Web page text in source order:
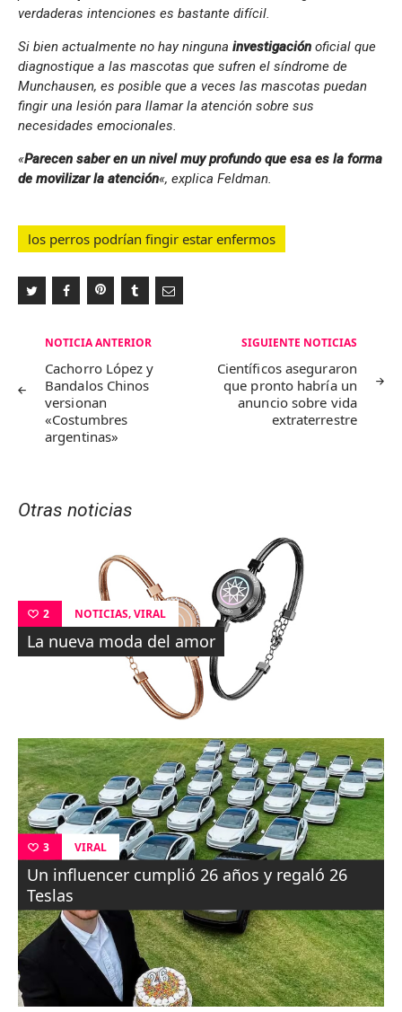
verdaderas intenciones es bastante difícil.
Si bien actualmente no hay ninguna investigación oficial que
diagnostique a las mascotas que sufren el síndrome de
Munchausen, es posible que a veces las mascotas puedan
fingir una lesión para llamar la atención sobre sus
necesidades emocionales.
«Parecen saber en un nivel muy profundo que esa es la forma
de movilizar la atención«, explica Feldman.
los perros podrían fingir estar enfermos
Navegación
entradas
NOTICIA ANTERIOR
Cachorro López y
Bandalos Chinos
versionan
«Costumbres
argentinas»
SIGUIENTE NOTICIAS
Científicos aseguraron
que pronto habría un
anuncio sobre vida
extraterrestre
Otras noticias
2 NOTICIAS,VIRAL
La nueva moda del amor
3 VIRAL
Un influencer cumplió 26 años y regaló 26
Teslas